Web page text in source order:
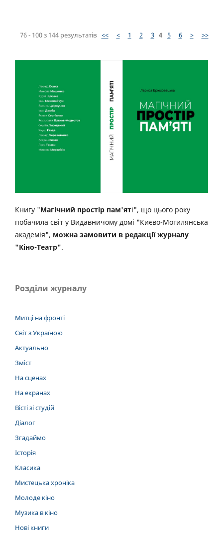
76 - 100 з 144 результатів << < 1 2 3 4 5 6 > >>
Книгу "Магічний простір пам'яті", що цього року
побачила світ у Видавничому домі "Києво-Могилянська
академія", можна замовити в редакції журналу
"Кіно-Театр".
Розділи журналу
Митці на фронті
Світ з Україною
Актуально
Зміст
На сценах
На екранах
Вісті зі студій
Діалог
Згадаймо
Історія
Класика
Мистецька хроніка
Молоде кіно
Музика в кіно
Нові книги